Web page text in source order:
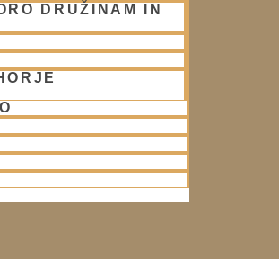
DRUŽINAM IN